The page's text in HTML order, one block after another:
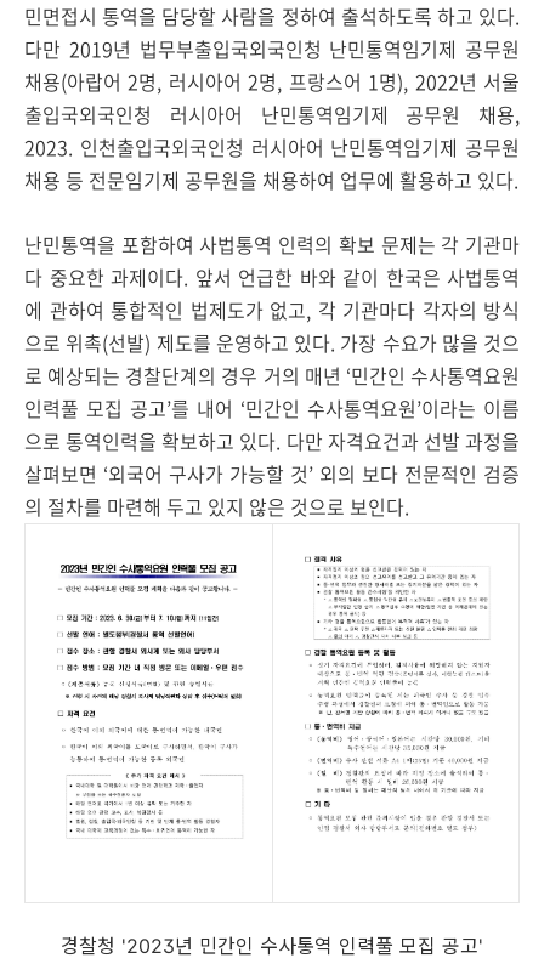
민면접시 통역을 담당할 사람을 정하여 출석하도록 하고 있다.
다만 2019년 법무부출입국외국인청 난민통역임기제 공무원
채용(아랍어 2명, 러시아어 2명, 프랑스어 1명), 2022년 서울
출입국외국인청 러시아어 난민통역임기제 공무원 채용,
2023. 인천출입국외국인청 러시아어 난민통역임기제 공무원
채용 등 전문임기제 공무원을 채용하여 업무에 활용하고 있다.
난민통역을 포함하여 사법통역 인력의 확보 문제는 각 기관마
다 중요한 과제이다. 앞서 언급한 바와 같이 한국은 사법통역
에 관하여 통합적인 법제도가 없고, 각 기관마다 각자의 방식
으로 위촉(선발) 제도를 운영하고 있다. 가장 수요가 많을 것으
로 예상되는 경찰단계의 경우 거의 매년 ‘민간인 수사통역요원
인력풀 모집 공고’를 내어 ‘민간인 수사통역요원’이라는 이름
으로 통역인력을 확보하고 있다. 다만 자격요건과 선발 과정을
살펴보면 ‘외국어 구사가 가능할 것’ 외의 보다 전문적인 검증
의 절차를 마련해 두고 있지 않은 것으로 보인다.
경찰청 '2023년 민간인 수사통역 인력풀 모집 공고'